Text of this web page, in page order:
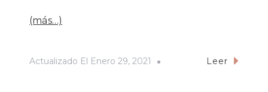
(más…)
Actualizado El Enero 29, 2021 Leer